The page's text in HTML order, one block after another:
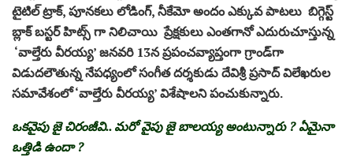
టైటిల్ ట్రాక్, పూనకలు లోడింగ్, నీకేమో అందం ఎక్కువ పాటలు బిగ్గెస్ట్
బ్లాక్ బస్టర్ హిట్స్ గా నిలిచాయి ప్రేక్షకులు ఎంతగానో ఎదురుచూస్తున్న
‘వాల్తేరు వీరయ్య’ జనవరి 13న ప్రపంచవ్యాప్తంగా గ్రాండ్‌గా
విడుదలౌతున్న నేపధ్యంలో సంగీత దర్శకుడు దేవిశ్రీ ప్రసాద్ విలేఖరుల
సమావేశంలో ‘వాల్తేరు వీరయ్య’ విశేషాలని పంచుకున్నారు.
ఒకవైపు జై చిరంజీవి.. మరో వైపు జై బాలయ్య అంటున్నారు ? ఏమైనా
ఒత్తిడి ఉందా ?